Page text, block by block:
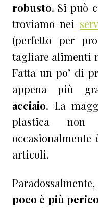
robusto. Si può
troviamo nei
(perfetto per
tagliare alimenti
Fatta un po’ di
appena più
acciaio. La
plastica non
articoli.
poco è più